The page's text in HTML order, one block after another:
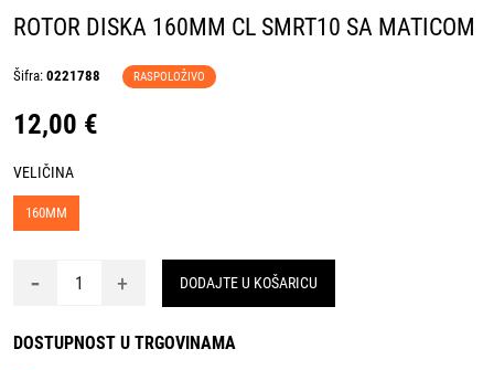
ROTOR DISKA 160MM CL SMRT10 SA MATICOM
Šifra: 0221788 RASPOLOŽIVO
12,00 €
VELIČINA
160MM
- + DODAJTE U KOŠARICU
DOSTUPNOST U TRGOVINAMA